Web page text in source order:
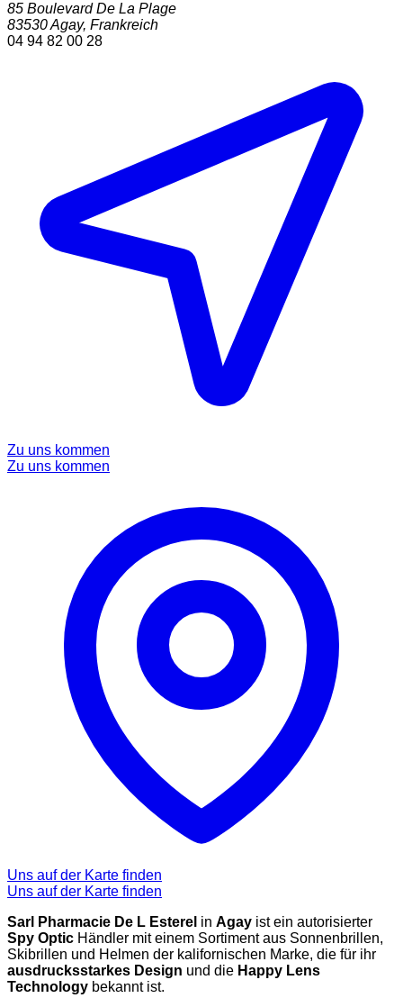
85 Boulevard De La Plage
83530Agay, Frankreich
04 94 82 00 28
Zu uns kommen
Zu uns kommen
Uns auf der Karte finden
Uns auf der Karte finden
Sarl Pharmacie De L Esterel in Agay ist ein autorisierter
Spy Optic Händler mit einem Sortiment aus Sonnenbrillen,
Skibrillen und Helmen der kalifornischen Marke, die für ihr
ausdrucksstarkes Design und die Happy Lens
Technology bekannt ist.